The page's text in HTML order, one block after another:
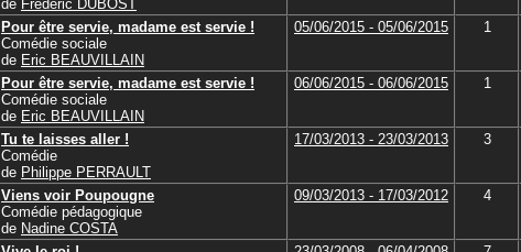
de Frédéric DUBOST
Pour être servie, madame est servie !
Comédie sociale
de Eric BEAUVILLAIN
05/06/2015 - 05/06/2015 1
Pour être servie, madame est servie !
Comédie sociale
de Eric BEAUVILLAIN
06/06/2015 - 06/06/2015 1
Tu te laisses aller !
Comédie
de Philippe PERRAULT
17/03/2013 - 23/03/2013 3
Viens voir Poupougne
Comédie pédagogique
de Nadine COSTA
09/03/2013 - 17/03/2012 4